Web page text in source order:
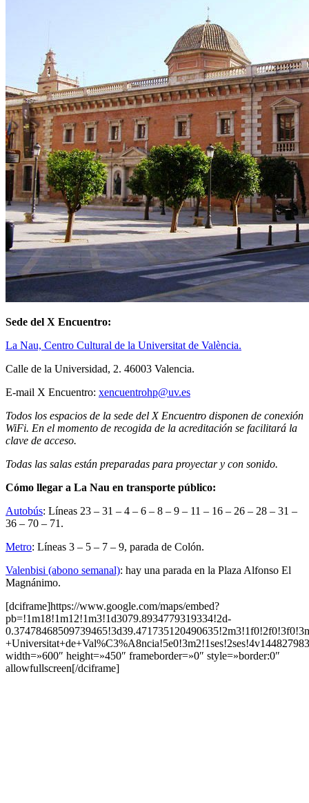
Sede del X Encuentro:
La Nau, Centro Cultural de la Universitat de València.
Calle de la Universidad, 2. 46003 Valencia.
E-mail X Encuentro: xencuentrohp@uv.es
Todos los espacios de la sede del X Encuentro disponen de conexión
WiFi. En el momento de recogida de la acreditación se facilitará la
clave de acceso.
Todas las salas están preparadas para proyectar y con sonido.
Cómo llegar a La Nau en transporte público:
Autobús: Líneas 23 – 31 – 4 – 6 – 8 – 9 – 11 – 16 – 26 – 28 – 31 –
36 – 70 – 71.
Metro: Líneas 3 – 5 – 7 – 9, parada de Colón.
Valenbisi (abono semanal): hay una parada en la Plaza Alfonso El
Magnánimo.
[dciframe]https://www.google.com/maps/embed?
pb=!1m18!1m12!1m3!1d3079.8934779319334!2d-
width=»600″ height=»450″ frameborder=»0″ style=»border:0″
allowfullscreen[/dciframe]